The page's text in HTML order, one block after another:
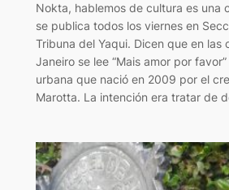
Nokta, hablemos de cultura es una
se publica todos los viernes en
Tribuna del Yaqui. Dicen que en las
Janeiro se lee “Mais amor por
urbana que nació en 2009 por el
Marotta. La intención era tratar de